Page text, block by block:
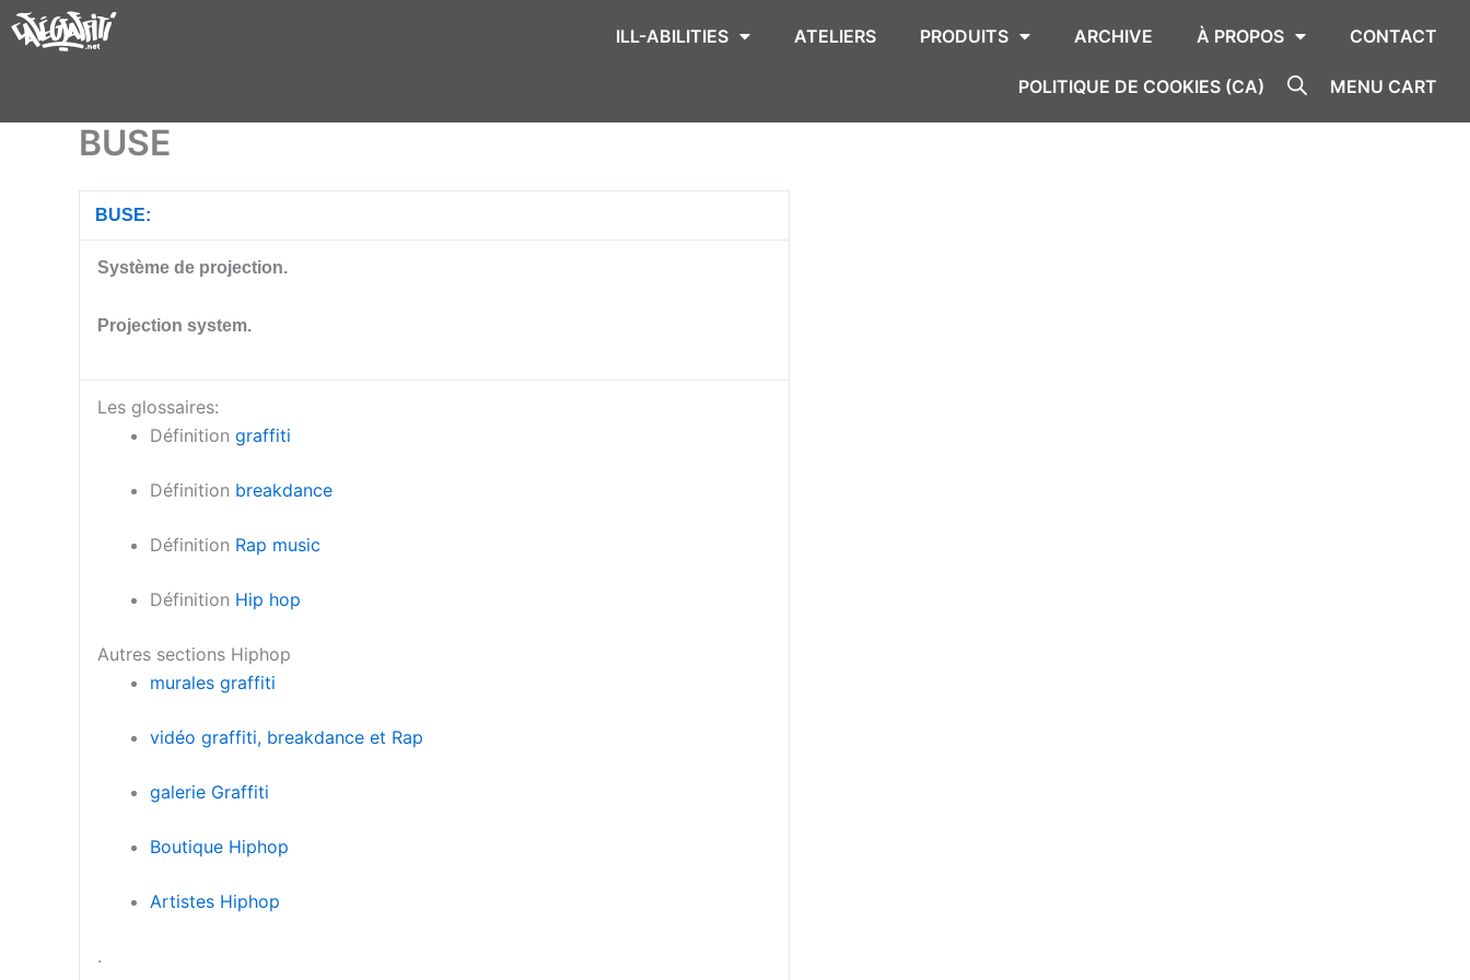
Aller
au
ILL-ABILITIES ATELIERS PRODUITS ARCHIVE À PROPOS CONTACT
POLITIQUE DE COOKIES (CA) MENU CART
BUSE
BUSE:
Système de projection.
Projection system.
Les glossaires:
Définition graffiti
Définition breakdance
Définition Rap music
Définition Hip hop
Autres sections Hiphop
murales graffiti
vidéo graffiti, breakdance et Rap
galerie Graffiti
Boutique Hiphop
Artistes Hiphop
.